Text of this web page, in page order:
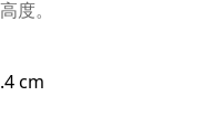
度。
cm